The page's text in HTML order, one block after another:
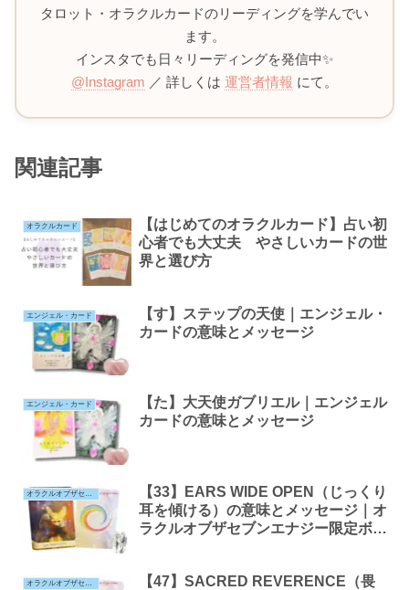
タロット・オラクルカードのリーディングを学んでい
ます。
インスタでも日々リーディングを発信中✨
@Instagram ／ 詳しくは 運営者情報 にて。
関連記事
オラクルカード
【はじめてのオラクルカード】占い初
心者でも大丈夫 やさしいカードの世
界と選び方
エンジェル・カード
【す】ステップの天使｜エンジェル・
カードの意味とメッセージ
エンジェル・カード
【た】大天使ガブリエル｜エンジェル
カードの意味とメッセージ
オラクルオブザセブンエナジー
【33】EARS WIDE OPEN（じっくり
耳を傾ける）の意味とメッセージ｜オ
ラクルオブザセブンエナジー限定ボッ
【47】SACRED REVERENCE（畏